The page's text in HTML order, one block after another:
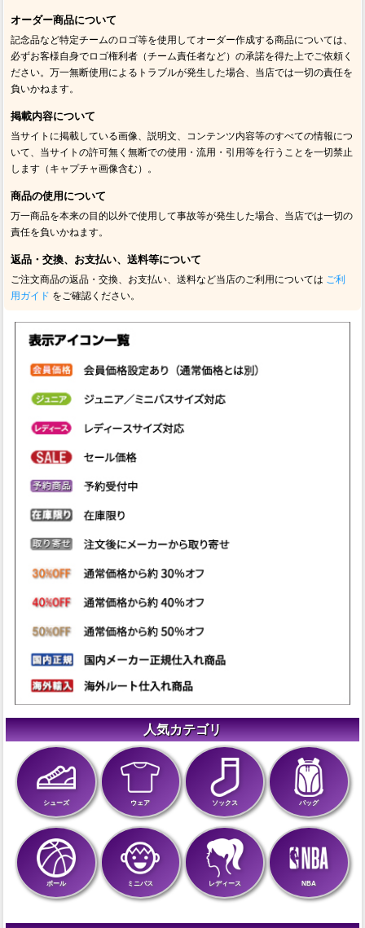
オーダー商品について
記念品など特定チームのロゴ等を使用してオーダー作成する商品については、
必ずお客様自身でロゴ権利者（チーム責任者など）の承諾を得た上でご依頼く
ださい。万一無断使用によるトラブルが発生した場合、当店では一切の責任を
負いかねます。
掲載内容について
当サイトに掲載している画像、説明文、コンテンツ内容等のすべての情報につ
いて、当サイトの許可無く無断での使用・流用・引用等を行うことを一切禁止
します（キャプチャ画像含む）。
商品の使用について
万一商品を本来の目的以外で使用して事故等が発生した場合、当店では一切の
責任を負いかねます。
返品・交換、お支払い、送料等について
ご注文商品の返品・交換、お支払い、送料など当店のご利用については ご利
用ガイド をご確認ください。
人気カテゴリ
シューズ ウェア ソックス バッグ
ボール ミニバス レディース NBA